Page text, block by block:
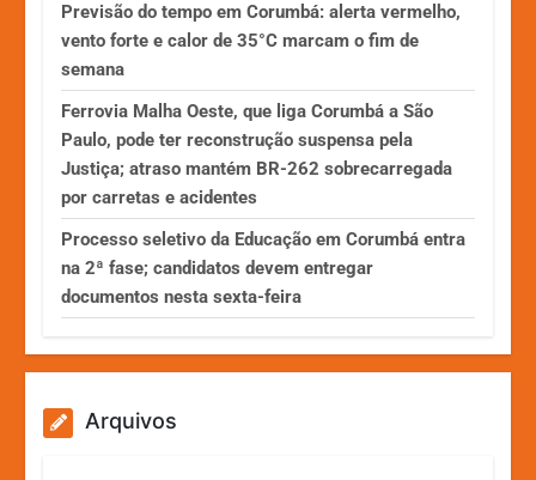
Previsão do tempo em Corumbá: alerta vermelho,
vento forte e calor de 35°C marcam o fim de
semana
Ferrovia Malha Oeste, que liga Corumbá a São
Paulo, pode ter reconstrução suspensa pela
Justiça; atraso mantém BR-262 sobrecarregada
por carretas e acidentes
Processo seletivo da Educação em Corumbá entra
na 2ª fase; candidatos devem entregar
documentos nesta sexta-feira
Arquivos